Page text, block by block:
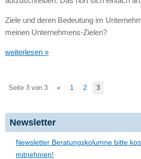
Ziele und deren Bedeutung im
meinen Unternehmens-Zielen?
weiterlesen »
Seite 3 von 3 « 1 2 3
Newsletter
Newsletter Beratungskolumne bitte
mitnehmen!